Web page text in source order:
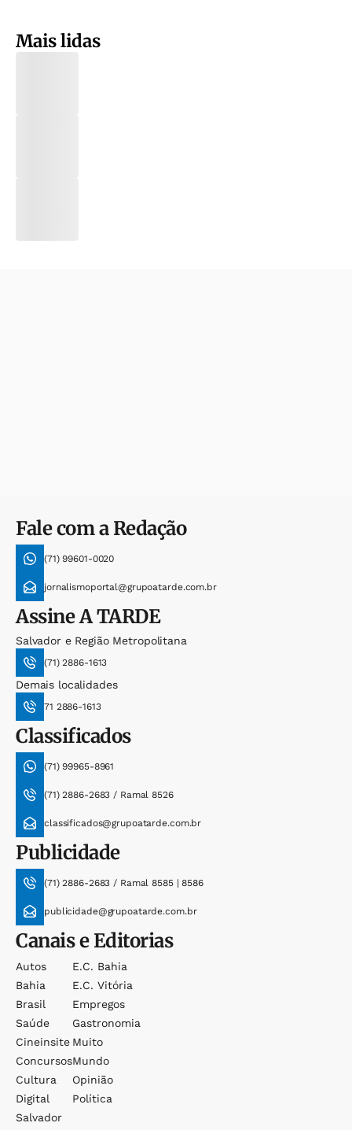
Mais lidas
Fale com a Redação
(71) 99601-0020
jornalismoportal@grupoatarde.com.br
AssineA TARDE
Salvador e Região Metropolitana
(71) 2886-1613
Demais localidades
71 2886-1613
Classificados
(71) 99965-8961
(71) 2886-2683 / Ramal 8526
classificados@grupoatarde.com.br
Publicidade
(71) 2886-2683 / Ramal 8585 | 8586
publicidade@grupoatarde.com.br
Canais e Editorias
Autos
Bahia
Brasil
Saúde
Cineinsite
Concursos
Cultura
Digital
Salvador
E.c. Bahia
E.c. Vitória
Empregos
Gastronomia
Muito
Mundo
Opinião
Política